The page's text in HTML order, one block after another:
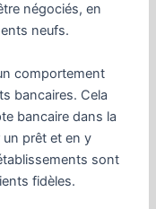
négociés, en
neufs.
comportement
bancaires. Cela
bancaire dans la
prêt et en y
sont
fidèles.